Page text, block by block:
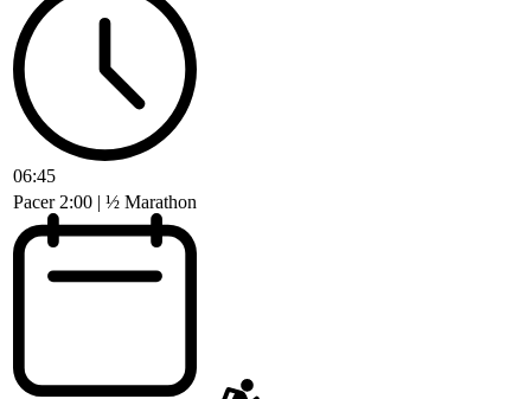
06:45
Pacer 2:00 | ½ Marathon